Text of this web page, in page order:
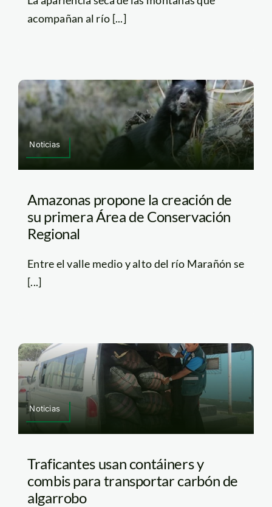
acompañan al río [...]
Noticias
Amazonas propone la creación de
su primera Área de Conservación
Regional
Entre el valle medio y alto del río Marañón se
[...]
Noticias
Traficantes usan contáiners y
combis para transportar carbón de
algarrobo